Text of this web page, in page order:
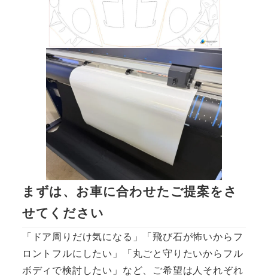
まずは、お車に合わせたご提案をさ
せてください
「ドア周りだけ気になる」「飛び石が怖いからフ
ロントフルにしたい」「丸ごと守りたいからフル
ボディで検討したい」など、ご希望は人それぞれ